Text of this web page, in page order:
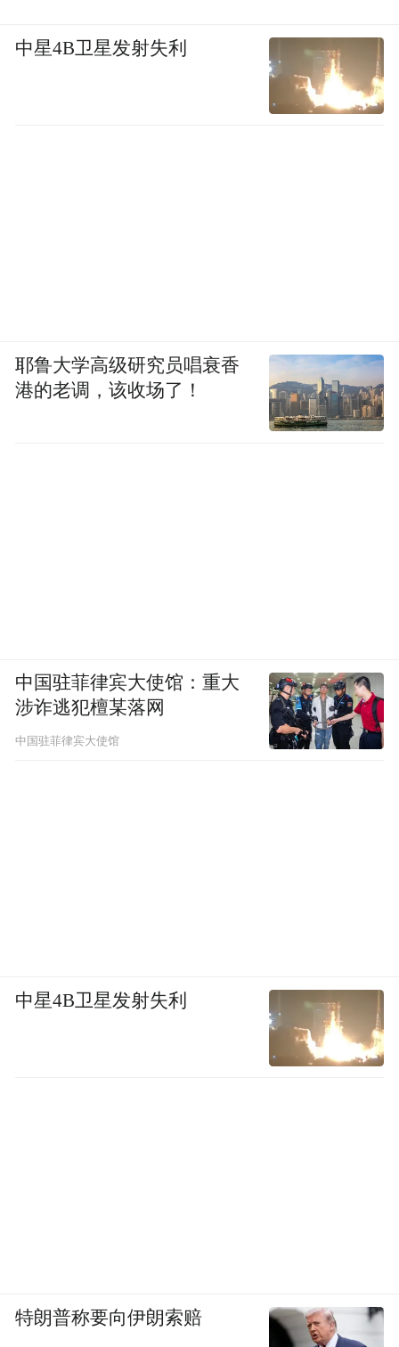
中星4B卫星发射失利
耶鲁大学高级研究员唱衰香
港的老调，该收场了！
中国驻菲律宾大使馆：重大
涉诈逃犯檀某落网
中国驻菲律宾大使馆
中星4B卫星发射失利
特朗普称要向伊朗索赔